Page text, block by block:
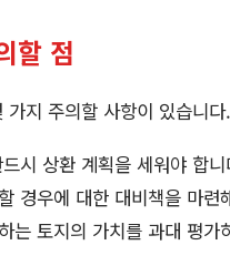
할 점
가지 주의할 사항이 있습니다.
시 상환 계획을 세워야 합니
경우에 대한 대비책을 마련
는 토지의 가치를 과대 평가